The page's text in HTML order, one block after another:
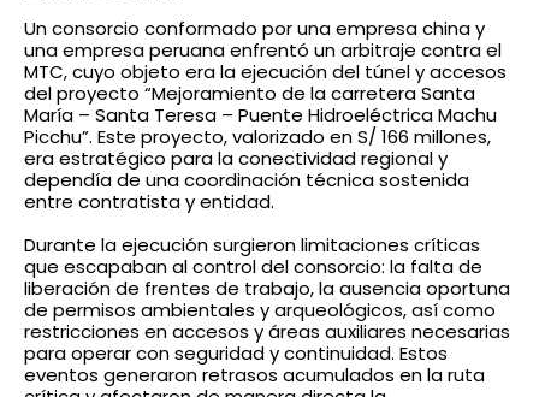
Un consorcio conformado por una empresa china y
una empresa peruana enfrentó un arbitraje contra el
MTC, cuyo objeto era la ejecución del túnel y accesos
del proyecto “Mejoramiento de la carretera Santa
María – Santa Teresa – Puente Hidroeléctrica Machu
Picchu”. Este proyecto, valorizado en S/ 166 millones,
era estratégico para la conectividad regional y
dependía de una coordinación técnica sostenida
entre contratista y entidad.
Durante la ejecución surgieron limitaciones críticas
que escapaban al control del consorcio: la falta de
liberación de frentes de trabajo, la ausencia oportuna
de permisos ambientales y arqueológicos, así como
restricciones en accesos y áreas auxiliares necesarias
para operar con seguridad y continuidad. Estos
eventos generaron retrasos acumulados en la ruta